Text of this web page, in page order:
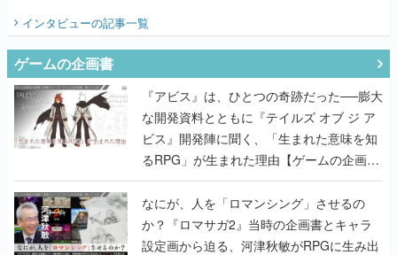
インタビューの記事一覧
ゲームの企画書
『アビス』は、ひとつの奇跡だった──膨大
な開発資料とともに『テイルズ オブ ジ ア
ビス』開発陣に聞く、「生まれた意味を知
るRPG」が生まれた理由【ゲームの企画
書】
なにが、人を「ロマンシング」させるの
か？『ロマサガ2』当時の企画書とキャラ
設定画から迫る、河津秋敏がRPGに生み出